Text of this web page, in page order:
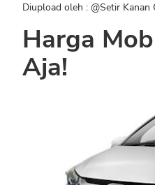
Diupload oleh : @Setir Kanan
Harga
Aja!